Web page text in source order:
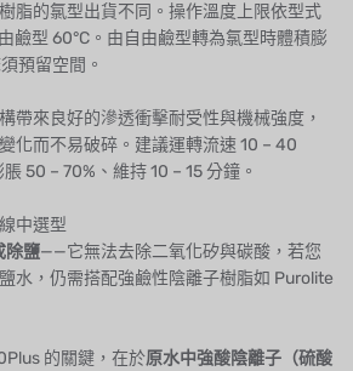
脂的氯型出貨不同。操作溫度上限依型式
鹼型 60°C。由自由鹼型轉為氯型時體積膨
預留空間。
帶來良好的滲透衝擊耐受性與機械強度，
化而不易破碎。建議運轉流速 10 – 40
50 – 70%、維持 10 – 15 分鐘。
中選型
除鹽——它無法去除二氧化矽與碳酸，若您
水，仍需搭配強鹼性陰離子樹脂如 Purolite
的關鍵，在於原水中強酸陰離子（硫酸